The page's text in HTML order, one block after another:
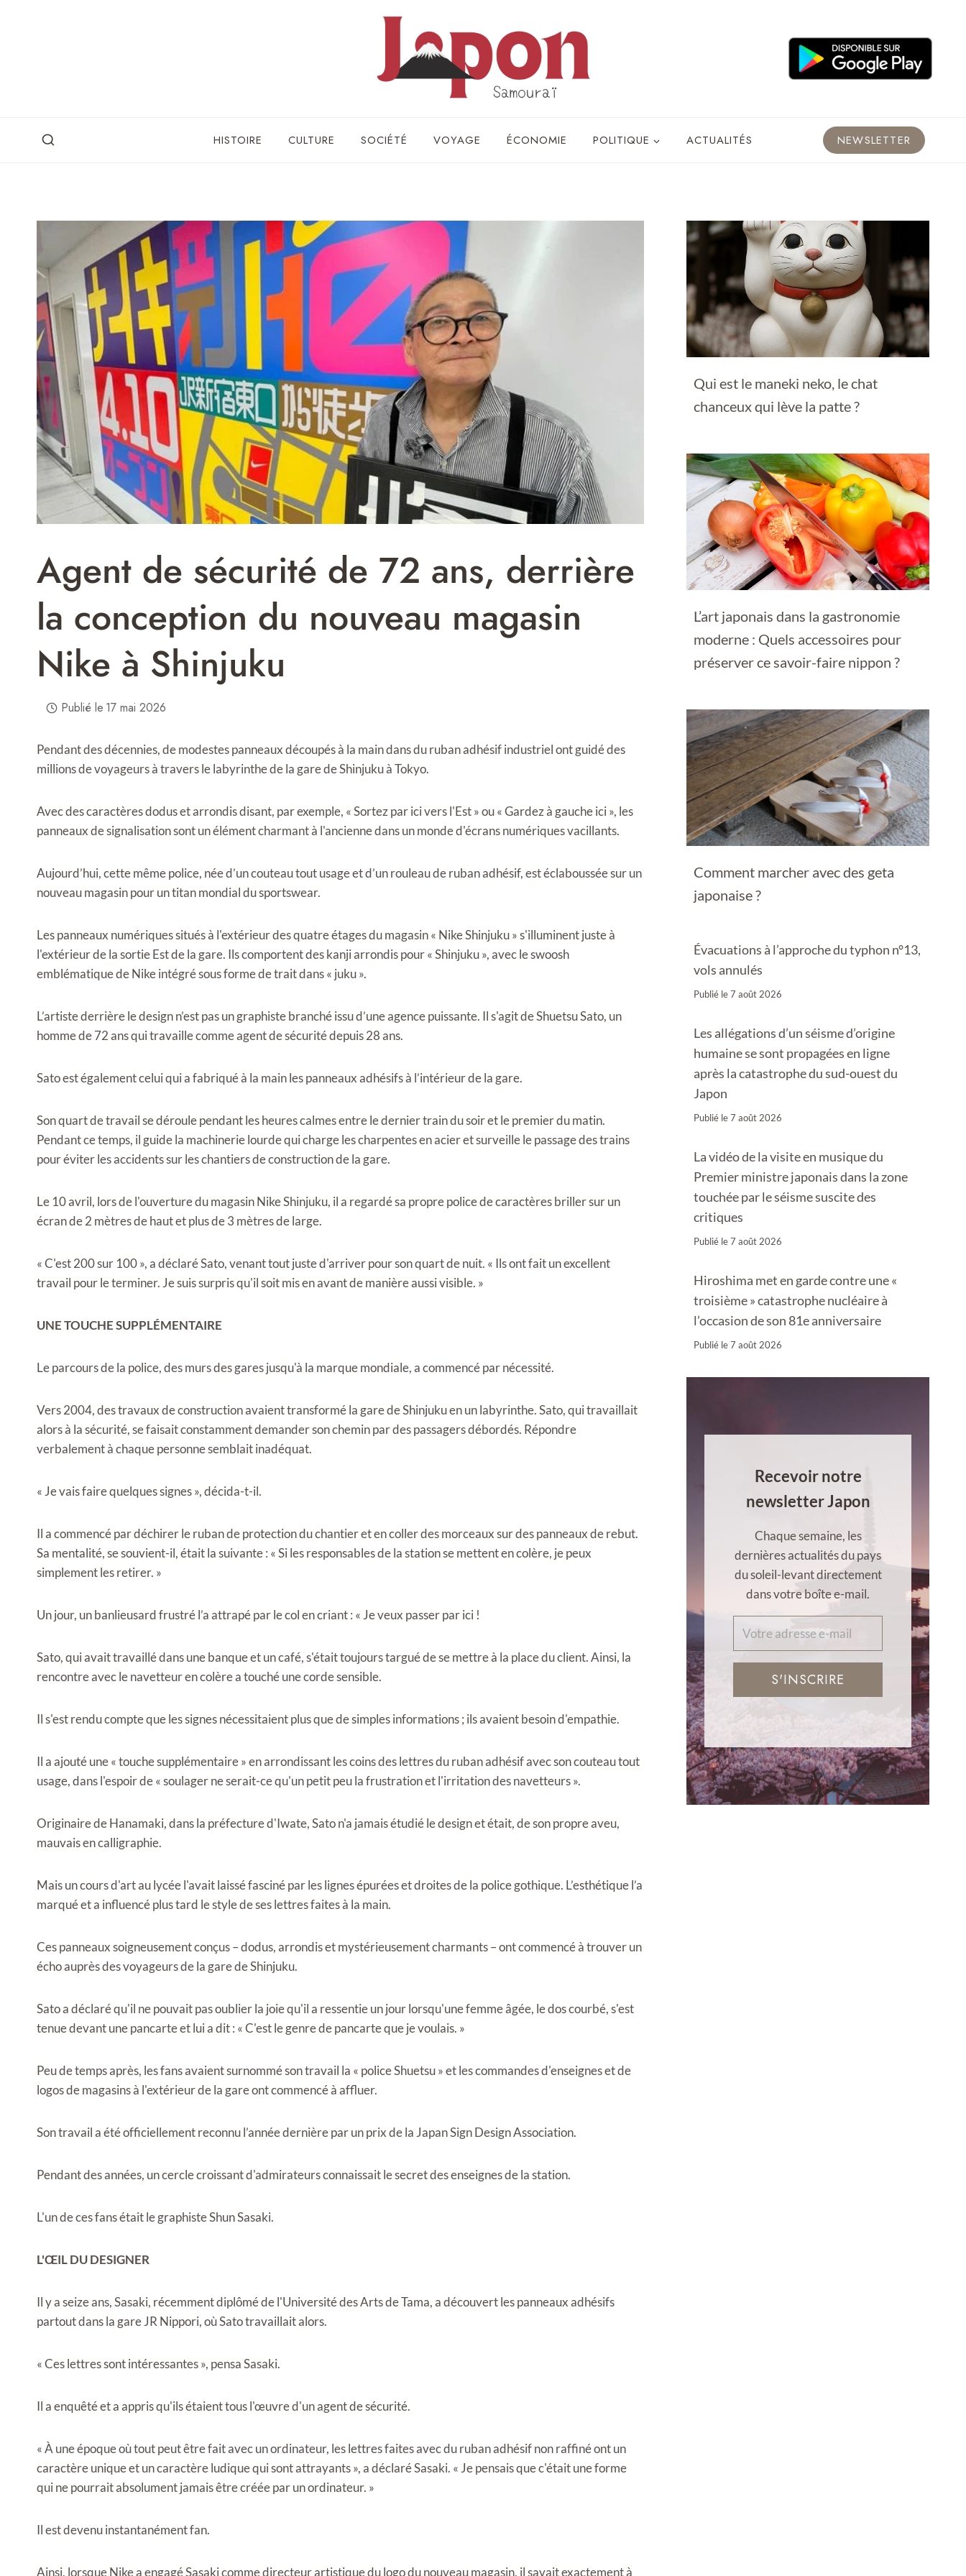
HISTOIRE CULTURE SOCIÉTÉ VOYAGE ÉCONOMIE POLITIQUE ACTUALITÉS NEWSLETTER
Agent de sécurité de 72 ans, derrière
la conception du nouveau magasin
Nike à Shinjuku
Publié le 17 mai 2026
Pendant des décennies, de modestes panneaux découpés à la main dans du ruban adhésif industriel ont guidé des
millions de voyageurs à travers le labyrinthe de la gare de Shinjuku à Tokyo.
Avec des caractères dodus et arrondis disant, par exemple, « Sortez par ici vers l'Est » ou « Gardez à gauche ici », les
panneaux de signalisation sont un élément charmant à l'ancienne dans un monde d'écrans numériques vacillants.
Aujourd’hui, cette même police, née d’un couteau tout usage et d’un rouleau de ruban adhésif, est éclaboussée sur un
nouveau magasin pour un titan mondial du sportswear.
Les panneaux numériques situés à l'extérieur des quatre étages du magasin « Nike Shinjuku » s'illuminent juste à
l'extérieur de la sortie Est de la gare. Ils comportent des kanji arrondis pour « Shinjuku », avec le swoosh
emblématique de Nike intégré sous forme de trait dans « juku ».
L’artiste derrière le design n’est pas un graphiste branché issu d’une agence puissante. Il s'agit de Shuetsu Sato, un
homme de 72 ans qui travaille comme agent de sécurité depuis 28 ans.
Sato est également celui qui a fabriqué à la main les panneaux adhésifs à l’intérieur de la gare.
Son quart de travail se déroule pendant les heures calmes entre le dernier train du soir et le premier du matin.
Pendant ce temps, il guide la machinerie lourde qui charge les charpentes en acier et surveille le passage des trains
pour éviter les accidents sur les chantiers de construction de la gare.
Le 10 avril, lors de l'ouverture du magasin Nike Shinjuku, il a regardé sa propre police de caractères briller sur un
écran de 2 mètres de haut et plus de 3 mètres de large.
« C'est 200 sur 100 », a déclaré Sato, venant tout juste d'arriver pour son quart de nuit. « Ils ont fait un excellent
travail pour le terminer. Je suis surpris qu'il soit mis en avant de manière aussi visible. »
UNE TOUCHE SUPPLÉMENTAIRE
Le parcours de la police, des murs des gares jusqu'à la marque mondiale, a commencé par nécessité.
Vers 2004, des travaux de construction avaient transformé la gare de Shinjuku en un labyrinthe. Sato, qui travaillait
alors à la sécurité, se faisait constamment demander son chemin par des passagers débordés. Répondre
verbalement à chaque personne semblait inadéquat.
« Je vais faire quelques signes », décida-t-il.
Il a commencé par déchirer le ruban de protection du chantier et en coller des morceaux sur des panneaux de rebut.
Sa mentalité, se souvient-il, était la suivante : « Si les responsables de la station se mettent en colère, je peux
simplement les retirer. »
Un jour, un banlieusard frustré l’a attrapé par le col en criant : « Je veux passer par ici !
Sato, qui avait travaillé dans une banque et un café, s'était toujours targué de se mettre à la place du client. Ainsi, la
rencontre avec le navetteur en colère a touché une corde sensible.
Il s'est rendu compte que les signes nécessitaient plus que de simples informations ; ils avaient besoin d'empathie.
Il a ajouté une « touche supplémentaire » en arrondissant les coins des lettres du ruban adhésif avec son couteau tout
usage, dans l'espoir de « soulager ne serait-ce qu'un petit peu la frustration et l'irritation des navetteurs ».
Originaire de Hanamaki, dans la préfecture d'Iwate, Sato n'a jamais étudié le design et était, de son propre aveu,
mauvais en calligraphie.
Mais un cours d'art au lycée l'avait laissé fasciné par les lignes épurées et droites de la police gothique. L’esthétique l’a
marqué et a influencé plus tard le style de ses lettres faites à la main.
Ces panneaux soigneusement conçus – dodus, arrondis et mystérieusement charmants – ont commencé à trouver un
écho auprès des voyageurs de la gare de Shinjuku.
Sato a déclaré qu'il ne pouvait pas oublier la joie qu'il a ressentie un jour lorsqu'une femme âgée, le dos courbé, s'est
tenue devant une pancarte et lui a dit : « C'est le genre de pancarte que je voulais. »
Peu de temps après, les fans avaient surnommé son travail la « police Shuetsu » et les commandes d'enseignes et de
logos de magasins à l'extérieur de la gare ont commencé à affluer.
Son travail a été officiellement reconnu l’année dernière par un prix de la Japan Sign Design Association.
Pendant des années, un cercle croissant d'admirateurs connaissait le secret des enseignes de la station.
L'un de ces fans était le graphiste Shun Sasaki.
L'ŒIL DU DESIGNER
Il y a seize ans, Sasaki, récemment diplômé de l'Université des Arts de Tama, a découvert les panneaux adhésifs
partout dans la gare JR Nippori, où Sato travaillait alors.
« Ces lettres sont intéressantes », pensa Sasaki.
Il a enquêté et a appris qu'ils étaient tous l'œuvre d'un agent de sécurité.
« À une époque où tout peut être fait avec un ordinateur, les lettres faites avec du ruban adhésif non raffiné ont un
caractère unique et un caractère ludique qui sont attrayants », a déclaré Sasaki. « Je pensais que c'était une forme
qui ne pourrait absolument jamais être créée par un ordinateur. »
Il est devenu instantanément fan.
Ainsi, lorsque Nike a engagé Sasaki comme directeur artistique du logo du nouveau magasin, il savait exactement à
Qui est le maneki neko, le chat
chanceux qui lève la patte ?
L’art japonais dans la gastronomie
moderne : Quels accessoires pour
préserver ce savoir-faire nippon ?
Comment marcher avec des geta
japonaise ?
Évacuations à l’approche du typhon n°13,
vols annulés
Publié le7 août 2026
Les allégations d’un séisme d’origine
humaine se sont propagées en ligne
après la catastrophe du sud-ouest du
Japon
Publié le7 août 2026
La vidéo de la visite en musique du
Premier ministre japonais dans la zone
touchée par le séisme suscite des
critiques
Publié le7 août 2026
Hiroshima met en garde contre une «
troisième » catastrophe nucléaire à
l’occasion de son 81e anniversaire
Publié le7 août 2026
Recevoir notre
newsletter Japon
Chaque semaine, les
dernières actualités du pays
du soleil-levant directement
dans votre boîte e-mail.
S'INSCRIRE